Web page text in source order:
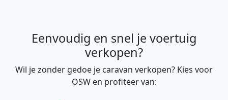
Eenvoudig en snel je voertuig
verkopen?
Wil je zonder gedoe je caravan verkopen? Kies voor
OSW en profiteer van: